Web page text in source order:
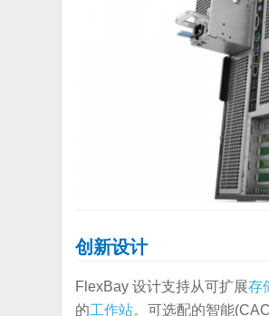
创新设计
FlexBay 设计支持从可扩展存
的工作站。可选配的智能